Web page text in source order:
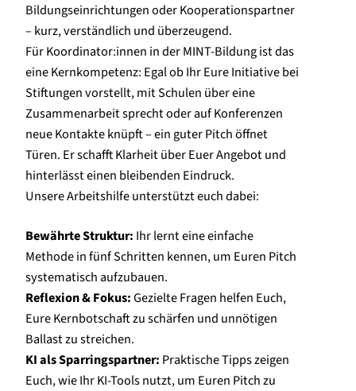
Bildungseinrichtungen oder Kooperationspartner
– kurz, verständlich und überzeugend.
Für Koordinator:innen in der MINT-Bildung ist das
eine Kernkompetenz: Egal ob Ihr Eure Initiative bei
Stiftungen vorstellt, mit Schulen über eine
Zusammenarbeit sprecht oder auf Konferenzen
neue Kontakte knüpft – ein guter Pitch öffnet
Türen. Er schafft Klarheit über Euer Angebot und
hinterlässt einen bleibenden Eindruck.
Unsere Arbeitshilfe unterstützt euch dabei:
Bewährte Struktur: Ihr lernt eine einfache
Methode in fünf Schritten kennen, um Euren Pitch
systematisch aufzubauen.
Reflexion & Fokus:Gezielte Fragen helfen Euch,
Eure Kernbotschaft zu schärfen und unnötigen
Ballast zu streichen.
KI als Sparringspartner: Praktische Tipps zeigen
Euch, wie Ihr KI-Tools nutzt, um Euren Pitch zu